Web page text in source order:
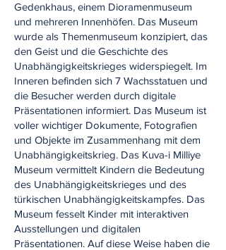
Gedenkhaus, einem Dioramenmuseum
und mehreren Innenhöfen. Das Museum
wurde als Themenmuseum konzipiert, das
den Geist und die Geschichte des
Unabhängigkeitskrieges widerspiegelt. Im
Inneren befinden sich 7 Wachsstatuen und
die Besucher werden durch digitale
Präsentationen informiert. Das Museum ist
voller wichtiger Dokumente, Fotografien
und Objekte im Zusammenhang mit dem
Unabhängigkeitskrieg. Das Kuva-i Milliye
Museum vermittelt Kindern die Bedeutung
des Unabhängigkeitskrieges und des
türkischen Unabhängigkeitskampfes. Das
Museum fesselt Kinder mit interaktiven
Ausstellungen und digitalen
Präsentationen. Auf diese Weise haben die